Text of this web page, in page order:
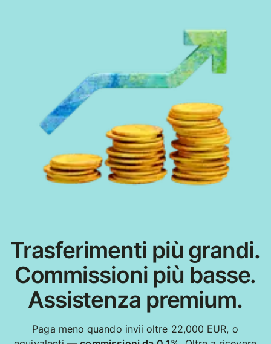
Trasferimenti più grandi.
Commissioni più basse.
Assistenza premium.
Paga meno quando invii oltre 22,000 EUR, o